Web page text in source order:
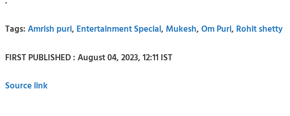
Tags:Amrish puri, Entertainment Special, Mukesh,Om Puri, Rohit shetty
FIRST PUBLISHED :August 04, 2023, 12:11 IST
Source link